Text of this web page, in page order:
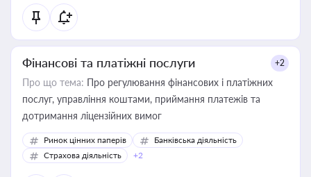
Фінансові та платіжні послуги +2
Про що тема: Про регулювання фінансових і платіжних
послуг, управління коштами, приймання платежів та
дотримання ліцензійних вимог
Ринок цінних паперів
Банківська діяльність
Страхова діяльність
+2